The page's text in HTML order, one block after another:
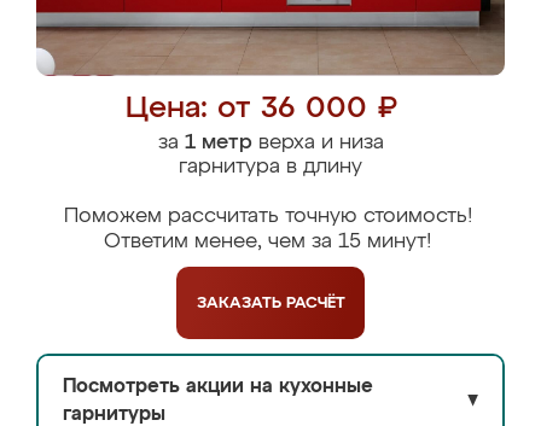
Цена: от 36 000 ₽
за 1 метрверха и низа
гарнитура в длину
Поможем рассчитать точную стоимость!
Ответим менее, чем за 15 минут!
ЗАКАЗАТЬ РАСЧЁТ
Посмотреть акции на кухонные
гарнитуры
▼